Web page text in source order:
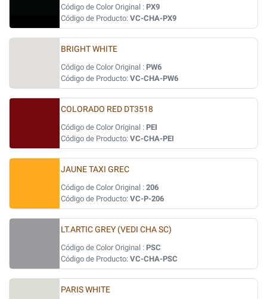
Código de Color Original : PX9
Código de Producto: VC-CHA-PX9
BRIGHT WHITE
Código de Color Original : PW6
Código de Producto: VC-CHA-PW6
COLORADO RED DT3518
Código de Color Original : PEI
Código de Producto: VC-CHA-PEI
JAUNE TAXI GREC
Código de Color Original : 206
Código de Producto: VC-P-206
LT.ARTIC GREY (VEDI CHA SC)
Código de Color Original : PSC
Código de Producto: VC-CHA-PSC
PARIS WHITE